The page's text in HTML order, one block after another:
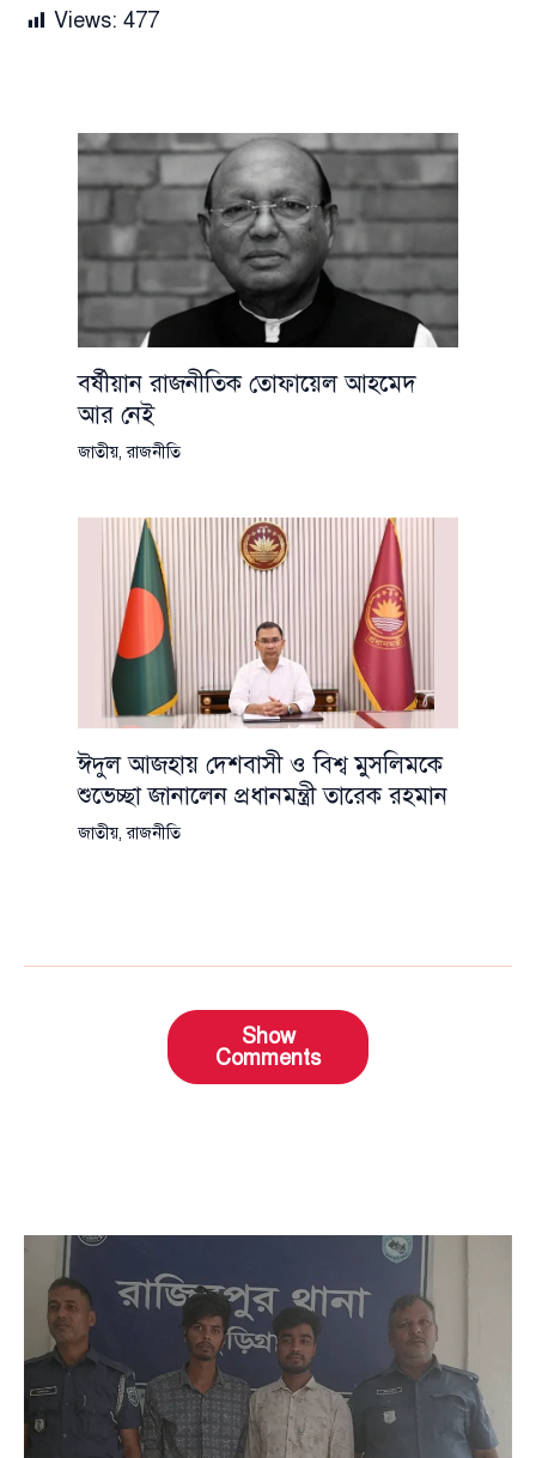
Views: 477
বর্ষীয়ান রাজনীতিক তোফায়েল আহমেদ
আর নেই
জাতীয়,রাজনীতি
ঈদুল আজহায় দেশবাসী ও বিশ্ব মুসলিমকে
শুভেচ্ছা জানালেন প্রধানমন্ত্রী তারেক রহমান
জাতীয়,রাজনীতি
Show
Comments